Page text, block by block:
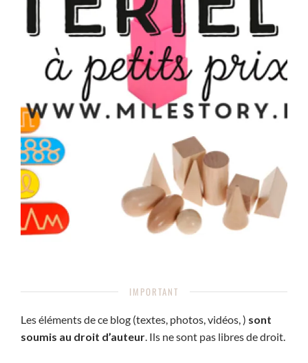
IMPORTANT
Les éléments de ce blog (textes, photos, vidéos, ) sont
soumis au droit d’auteur. Ils ne sont pas libres de droit.